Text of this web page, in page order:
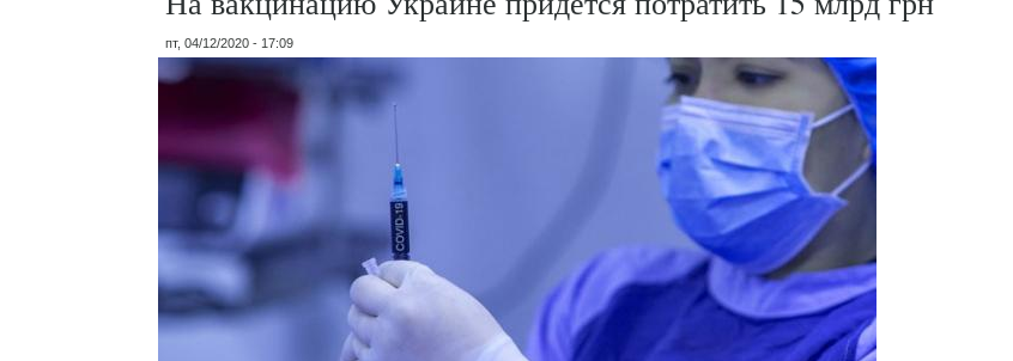
пт, 04/12/2020 - 17:09